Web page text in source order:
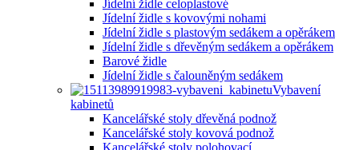
Jídelní židle celoplastové
Jídelní židle s kovovými nohami
Jídelní židle s plastovým sedákem a opěrákem
Jídelní židle s dřevěným sedákem a opěrákem
Barové židle
Jídelní židle s čalouněným sedákem
Vybavení
kabinetů
Kancelářské stoly dřevěná podnož
Kancelářské stoly kovová podnož
Kancelářské stoly polohovací